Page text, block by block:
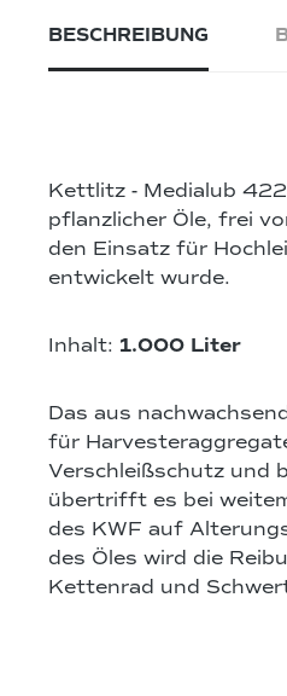
BESCHREIBUNG
Kettlitz - Medialub
pflanzlicher Öle, frei
den Einsatz für
entwickelt wurde.
Inhalt: 1.000 Liter
Das aus
für
Verschleißschutz und
übertrifft es bei
des KWF auf
des Öles wird die
Kettenrad und